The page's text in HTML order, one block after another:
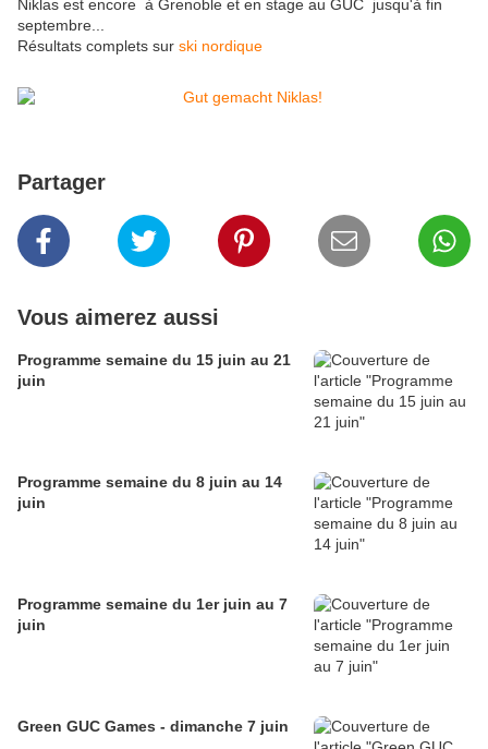
Niklas est encore à Grenoble et en stage au GUC jusqu'à fin
septembre...
Résultats complets sur ski nordique
Partager
Vous aimerez aussi
Programme semaine du 15 juin au 21
juin
Programme semaine du 8 juin au 14
juin
Programme semaine du 1er juin au 7
juin
Green GUC Games - dimanche 7 juin